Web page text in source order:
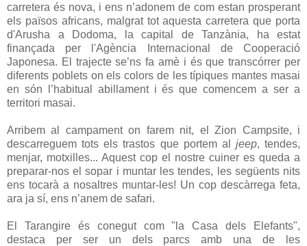
carretera és nova, i ens n’adonem de com estan prosperant
els països africans, malgrat tot aquesta carretera que porta
d'Arusha a Dodoma, la capital de Tanzània, ha estat
finançada per l'Agència Internacional de Cooperació
Japonesa. El trajecte se’ns fa amè i és que transcórrer per
diferents poblets on els colors de les típiques mantes masai
en són l’habitual abillament i és que comencem a ser a
territori masai.
Arribem al campament on farem nit, el Zion Campsite, i
descarreguem tots els trastos que portem al jeep, tendes,
menjar, motxilles... Aquest cop el nostre cuiner es queda a
preparar-nos el sopar i muntar les tendes, les següents nits
ens tocarà a nosaltres muntar-les! Un cop descàrrega feta,
ara ja sí, ens n’anem de safari.
El Tarangire és conegut com "la Casa dels Elefants",
destaca per ser un dels parcs amb una de les